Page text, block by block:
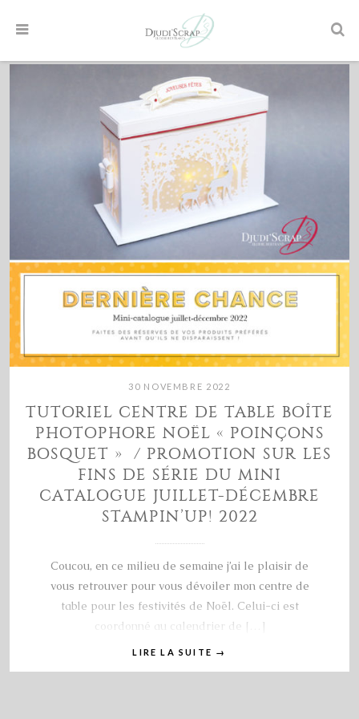
30 NOVEMBRE 2022
TUTORIEL CENTRE DE TABLE BOÎTE
PHOTOPHORE NOËL « POINÇONS
BOSQUET » / PROMOTION SUR LES
FINS DE SÉRIE DU MINI
CATALOGUE JUILLET-DÉCEMBRE
STAMPIN’UP! 2022
Coucou, en ce milieu de semaine j’ai le plaisir de
vous retrouver pour vous dévoiler mon centre de
table pour les festivités de Noël. Celui-ci est
coordonné au calendrier de […]
LIRE LA SUITE →